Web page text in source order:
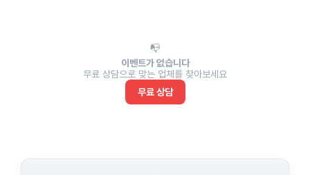
📭
이벤트가 없습니다
무료 상담으로 맞는 업체를 찾아보세요
무료 상담